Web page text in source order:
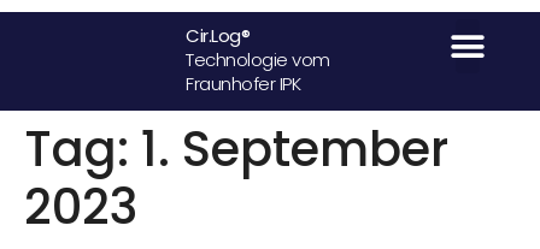
Cir.Log®
Technologie vom
Fraunhofer IPK
Tag: 1. September
2023